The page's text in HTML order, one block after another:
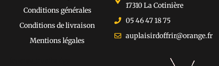
Conditions générales
Conditions de livraison
Mentions légales
17310 La Cotinière
05 46 47 18 75
auplaisirdoffrir@orange.fr